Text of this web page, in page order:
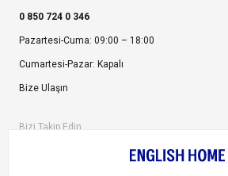
0 850 724 0 346
Pazartesi-Cuma: 09:00 – 18:00
Cumartesi-Pazar: Kapalı
Bize Ulaşın
Bizi Takip Edin